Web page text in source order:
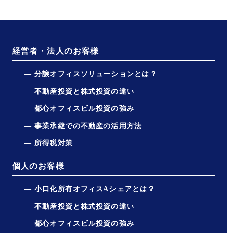
経営者・法人のお客様
分譲オフィスソリューションとは？
不動産投資と株式投資の違い
都心オフィスビル投資の強み
事業承継での不動産の活用方法
所得税対策
個人のお客様
小口化所有オフィスAシェアとは？
不動産投資と株式投資の違い
都心オフィスビル投資の強み